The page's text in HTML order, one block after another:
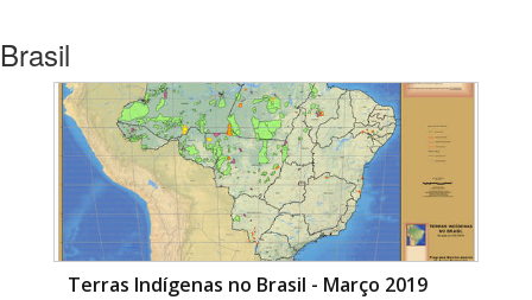
Brasil
Terras Indígenas no Brasil - Março 2019